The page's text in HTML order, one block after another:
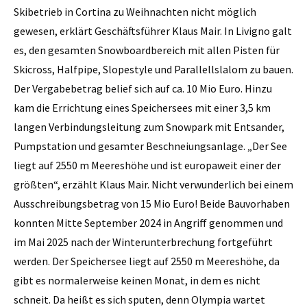
Skibetrieb in Cortina zu Weihnachten nicht möglich
gewesen, erklärt Geschäftsführer Klaus Mair. In Livigno galt
es, den gesamten Snowboardbereich mit allen Pisten für
Skicross, Halfpipe, Slopestyle und Parallellslalom zu bauen.
Der Vergabebetrag belief sich auf ca. 10 Mio Euro. Hinzu
kam die Errichtung eines Speichersees mit einer 3,5 km
langen Verbindungsleitung zum Snowpark mit Entsander,
Pumpstation und gesamter Beschneiungsanlage. „Der See
liegt auf 2550 m Meereshöhe und ist europaweit einer der
größten“, erzählt Klaus Mair. Nicht verwunderlich bei einem
Ausschreibungsbetrag von 15 Mio Euro! Beide Bauvorhaben
konnten Mitte September 2024 in Angriff genommen und
im Mai 2025 nach der Winterunterbrechung fortgeführt
werden. Der Speichersee liegt auf 2550 m Meereshöhe, da
gibt es normalerweise keinen Monat, in dem es nicht
schneit. Da heißt es sich sputen, denn Olympia wartet